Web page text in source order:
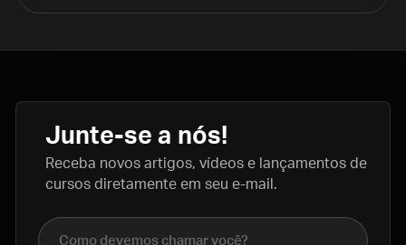
Junte-se a nós!
Receba novos artigos, vídeos e lançamentos de
cursos diretamente em seu e-mail.
Nome completo